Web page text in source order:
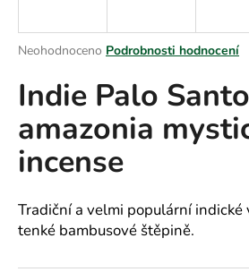
Průměrné
produktu
je
z
5
hvězdiček.
Neohodnoceno Podrobnosti hodnocení
Indie Palo
amazonia
incense
Tradiční a velmi populární indické
tenké bambusové štěpině.
j
t
?
HLEDAT